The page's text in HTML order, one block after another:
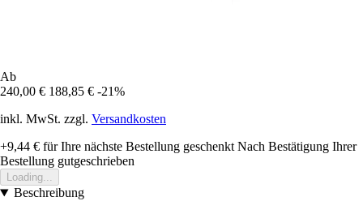
Ab
240,00 € 188,85 € -21%
inkl. MwSt. zzgl. Versandkosten
+9,44 € für Ihre nächste Bestellung geschenkt Nach Bestätigung Ihrer
Bestellung gutgeschrieben
Loading...
Beschreibung